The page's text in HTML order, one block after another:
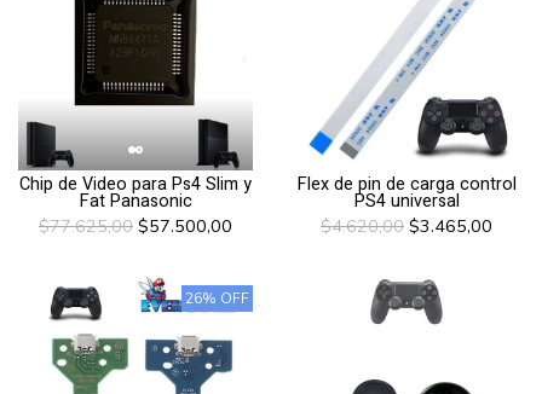
Chip de Video para Ps4 Slim y
Fat Panasonic
$77.625,00 $57.500,00
Flex de pin de carga control
PS4 universal
$4.620,00 $3.465,00
26% OFF